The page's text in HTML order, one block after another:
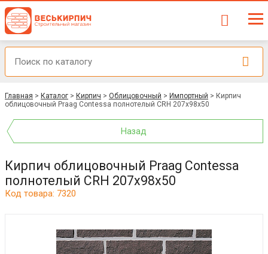
Главная > Каталог > Кирпич > Облицовочный > Импортный > Кирпич
облицовочный Praag Contessa полнотелый CRH 207x98x50
Назад
Кирпич облицовочный Praag Contessa
полнотелый CRH 207x98x50
Код товара: 7320